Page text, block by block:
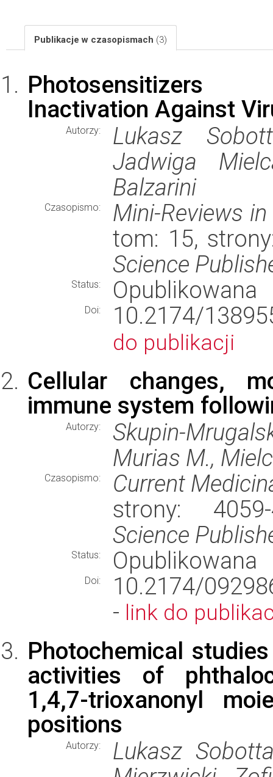
Publikacje w czasopismach (3)
Photosensitizers
Inactivation Against
Autorzy:
Lukasz
Jadwiga
Balzarini
Czasopismo:
Mini-Reviews
tom: 15,
Science
Status: Opublikowana
Doi: 10.2174/
do publikacji
Cellular changes,
immune system
Autorzy:
Skupin-
Murias M.,
Czasopismo:
Current
strony:
Science
Status: Opublikowana
Doi:
10.2174/
- link do
Photochemical
activities of
1,4,7-trioxanonyl
positions
Autorzy:
Lukasz